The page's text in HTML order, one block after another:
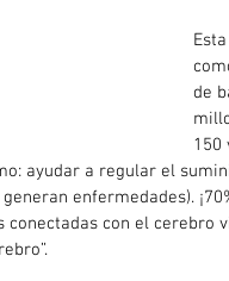
de
150
ayudar a regular el
enfermedades).
conectadas con el cerebro